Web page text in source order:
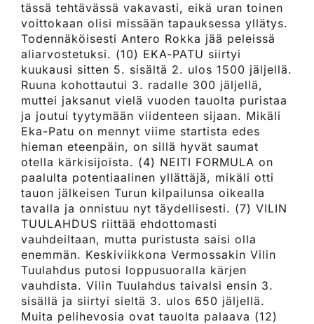
tässä tehtävässä vakavasti, eikä uran toinen
voittokaan olisi missään tapauksessa yllätys.
Todennäköisesti Antero Rokka jää peleissä
aliarvostetuksi. (10) EKA-PATU siirtyi
kuukausi sitten 5. sisältä 2. ulos 1500 jäljellä.
Ruuna kohottautui 3. radalle 300 jäljellä,
muttei jaksanut vielä vuoden tauolta puristaa
ja joutui tyytymään viidenteen sijaan. Mikäli
Eka-Patu on mennyt viime startista edes
hieman eteenpäin, on sillä hyvät saumat
otella kärkisijoista. (4) NEITI FORMULA on
paalulta potentiaalinen yllättäjä, mikäli otti
tauon jälkeisen Turun kilpailunsa oikealla
tavalla ja onnistuu nyt täydellisesti. (7) VILIN
TUULAHDUS riittää ehdottomasti
vauhdeiltaan, mutta puristusta saisi olla
enemmän. Keskiviikkona Vermossakin Vilin
Tuulahdus putosi loppusuoralla kärjen
vauhdista. Vilin Tuulahdus taivalsi ensin 3.
sisällä ja siirtyi sieltä 3. ulos 650 jäljellä.
Muita pelihevosia ovat tauolta palaava (12)